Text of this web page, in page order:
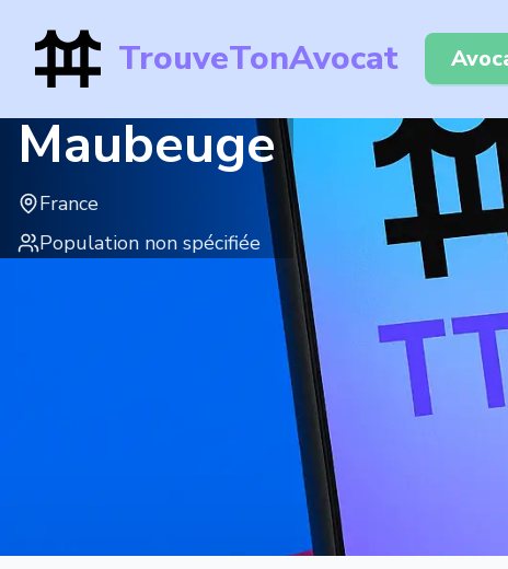
TrouveTonAvocat
Maubeuge
France
Population non spécifiée